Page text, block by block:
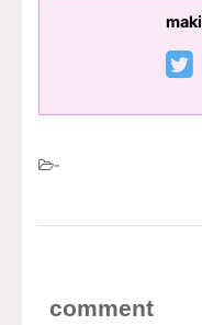
maki
-
comment